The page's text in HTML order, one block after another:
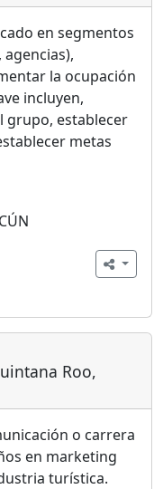
en segmentos
la ocupación
incluyen,
grupo, establecer
metas
Roo,
o carrera
en marketing
turística.